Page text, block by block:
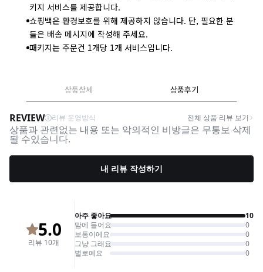
키지 서비스를 제공합니다.
쇼핑백은 환경보호를 위해 제공하지 않습니다. 단, 필요한 분
들은 배송 메시지에 작성해 주세요.
패키지는 주문건 1개당 1개 서비스입니다.
상품상세 상품후기